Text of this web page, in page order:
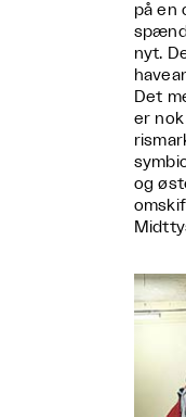
på en
nyt.
Det
er nok
og